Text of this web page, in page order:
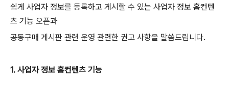
쉽게 사업자 정보를 등록하고 게시할 수 있는 사업자 정보 홈컨텐
츠 기능 오픈과
공동구매 게시판 관련 운영 관련한 권고 사항을 말씀드립니다.
1. 사업자 정보 홈컨텐츠 기능